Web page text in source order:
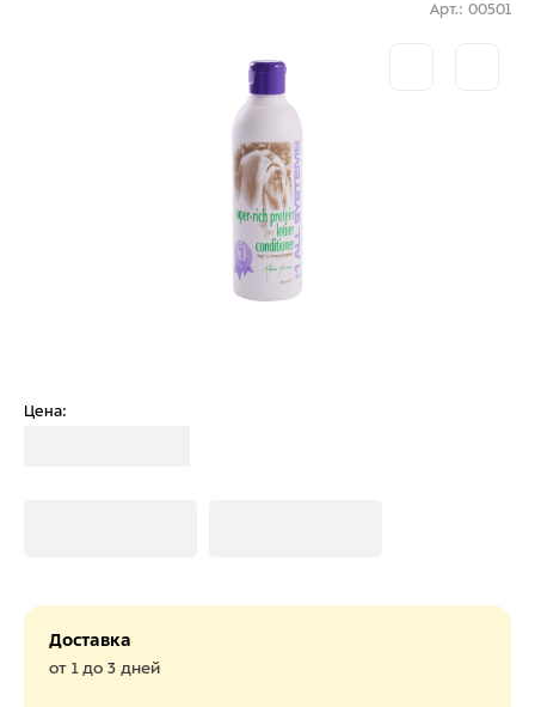
Арт.: 00501
Цена:
Доставка
от 1 до 3 дней